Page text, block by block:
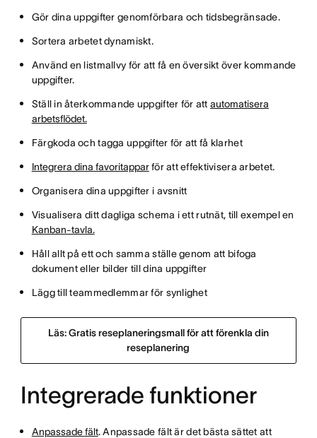
Gör dina uppgifter genomförbara och tidsbegränsade.
Sortera arbetet dynamiskt.
Använd en listmallvy för att få en översikt över kommande
uppgifter.
Ställ in återkommande uppgifter för att automatisera
arbetsflödet.
Färgkoda och tagga uppgifter för att få klarhet
Integrera dina favoritapparför att effektivisera arbetet.
Organisera dina uppgifter i avsnitt
Visualisera ditt dagliga schema i ett rutnät, till exempel en
Kanban-tavla.
Håll allt på ett och samma ställe genom att bifoga
dokument eller bilder till dina uppgifter
Lägg till teammedlemmar för synlighet
Läs: Gratis reseplaneringsmall för att förenkla din
reseplanering
Integrerade funktioner
Anpassade fält. Anpassade fält är det bästa sättet att